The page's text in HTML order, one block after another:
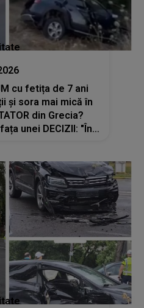
cu fetița de 7 ani
și sora mai mică în
din Grecia?
unei DECIZII: "În